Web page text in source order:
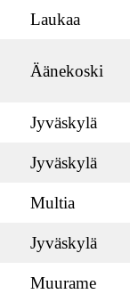
Laukaa
Äänekoski
Jyväskylä
Jyväskylä
Multia
Jyväskylä
Muurame